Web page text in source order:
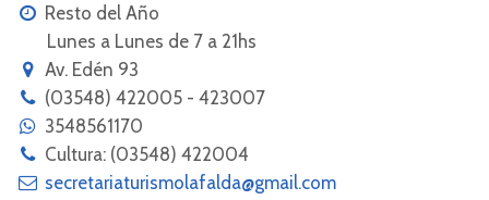
Resto del Año
Lunes a Lunes de 7 a 21hs
Av. Edén 93
(03548) 422005 - 423007
3548561170
Cultura: (03548) 422004
secretariaturismolafalda@gmail.com